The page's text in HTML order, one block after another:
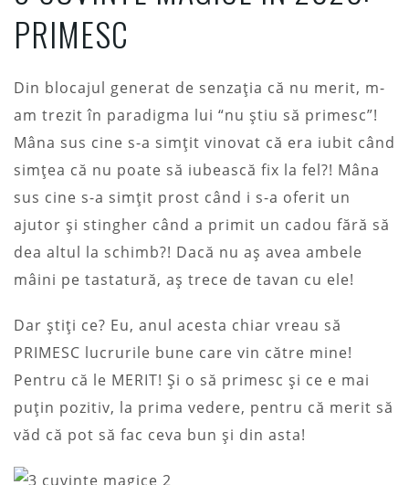
PRIMESC
Din blocajul generat de senzația că nu merit, m-
am trezit în paradigma lui “nu știu să primesc”!
Mâna sus cine s-a simțit vinovat că era iubit când
simțea că nu poate să iubească fix la fel?! Mâna
sus cine s-a simțit prost când i s-a oferit un
ajutor și stingher când a primit un cadou fără să
dea altul la schimb?! Dacă nu aș avea ambele
mâini pe tastatură, aș trece de tavan cu ele!
Dar știți ce? Eu, anul acesta chiar vreau să
PRIMESC lucrurile bune care vin către mine!
Pentru că le MERIT! Și o să primesc și ce e mai
puțin pozitiv, la prima vedere, pentru că merit să
văd că pot să fac ceva bun și din asta!